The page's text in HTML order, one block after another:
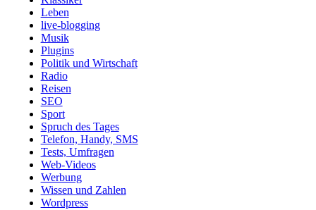
Leben
live-blogging
Musik
Plugins
Politik und Wirtschaft
Radio
Reisen
SEO
Sport
Spruch des Tages
Telefon, Handy, SMS
Tests, Umfragen
Web-Videos
Werbung
Wissen und Zahlen
Wordpress